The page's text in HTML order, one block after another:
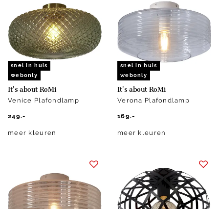
snel in huis
webonly
It's about RoMi
Venice Plafondlamp
249.-
meer kleuren
snel in huis
webonly
It's about RoMi
Verona Plafondlamp
169.-
meer kleuren